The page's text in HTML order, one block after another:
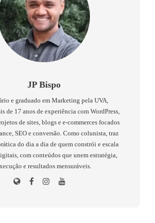
JP Bispo
e graduado em Marketing pela UVA,
de 17 anos de experiência com WordPress,
de sites, blogs e e-commerces focados
SEO e conversão. Como colunista, traz
do dia a dia de quem constrói e escala
com conteúdos que unem estratégia,
e resultados mensuráveis.